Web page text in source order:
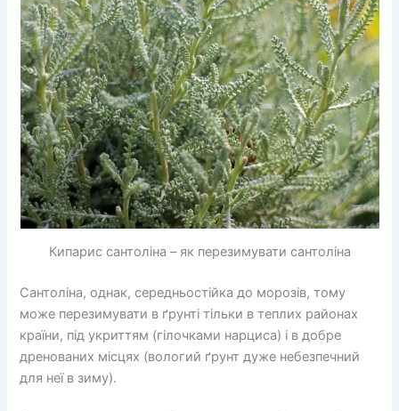
Кипарис сантоліна – як перезимувати сантоліна
Сантоліна, однак, середньостійка до морозів, тому
може перезимувати в ґрунті тільки в теплих районах
країни, під укриттям (гілочками нарциса) і в добре
дренованих місцях (вологий ґрунт дуже небезпечний
для неї в зиму).